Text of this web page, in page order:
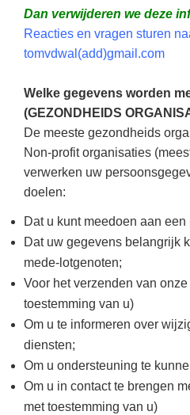
Dan verwijderen we deze
Reacties en vragen sturen
tomvdwal(add)gmail.com
Welke gegevens worden
(GEZONDHEIDS
De meeste gezondheids
Non-profit organisaties
verwerken uw
doelen:
Dat u kunt meedoen aan een
Dat uw gegevens belangrijk
mede-lotgenoten;
Voor het verzenden van
toestemming van u)
Om u te informeren over
diensten;
Om u ondersteuning te
Om u in contact te brengen
met toestemming van u)